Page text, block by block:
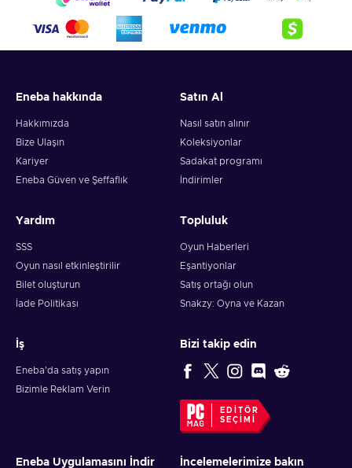
Eneba hakkında
Hakkımızda
Bize Ulaşın
Kariyer
Eneba Güven ve Şeffaflık
Satın Al
Nasıl satın alınır
Koleksiyonlar
Sadakat programı
İndirimler
Yardım
SSS
Oyun nasıl etkinleştirilir
Bilet oluşturun
İade Politikası
Topluluk
Oyun Haberleri
Eşantiyonlar
Satış ortağı olun
Snakzy: Oyna ve Kazan
İş
Eneba'da satış yapın
Bizimle Reklam Verin
Bizi takip edin
EDITÖR
SEÇIMI
Eneba Uygulamasını İndir İncelemelerimize bakın